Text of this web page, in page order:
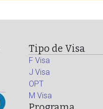
Tipo de Visa
F Visa
J Visa
OPT
M Visa